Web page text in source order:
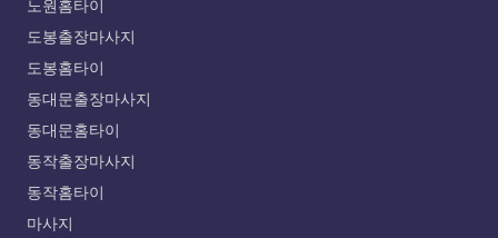
노원홈타이
도봉출장마사지
도봉홈타이
동대문출장마사지
동대문홈타이
동작출장마사지
동작홈타이
마사지